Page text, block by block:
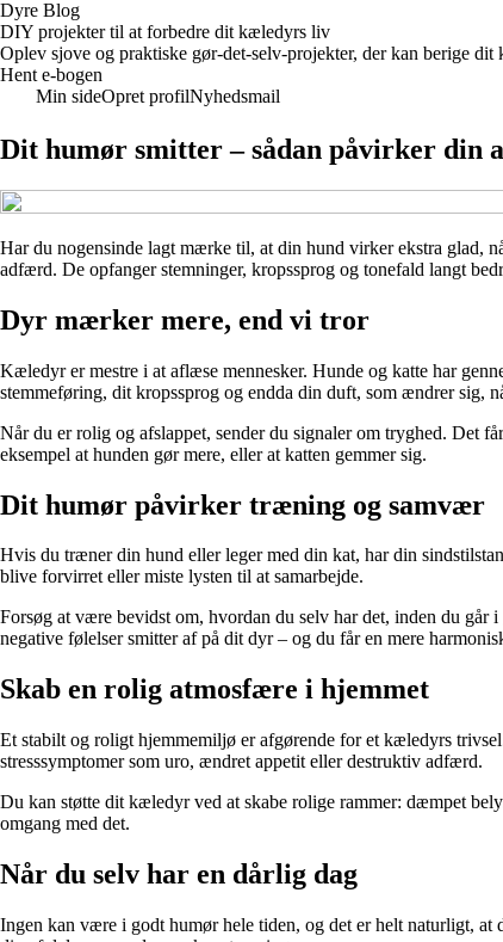
Dyre Blog
DIY projekter til at forbedre dit kæledyrs liv
Oplev sjove og praktiske gør-det-selv-projekter, der kan berige
Hent e-bogen
Min sideOpret profilNyhedsmail
Dit humør smitter – sådan påvirker
Har du nogensinde lagt mærke til, at din hund virker ekstra glad,
adfærd. De opfanger stemninger, kropssprog og tonefald langt
Dyr mærker mere, end vi tror
Kæledyr er mestre i at aflæse mennesker. Hunde og katte har
stemmeføring, dit kropssprog og endda din duft, som ændrer sig,
Når du er rolig og afslappet, sender du signaler om tryghed. Det
eksempel at hunden gør mere, eller at katten gemmer sig.
Dit humør påvirker træning og samvær
Hvis du træner din hund eller leger med din kat, har din
blive forvirret eller miste lysten til at samarbejde.
Forsøg at være bevidst om, hvordan du selv har det, inden du går
negative følelser smitter af på dit dyr – og du får en mere
Skab en rolig atmosfære i hjemmet
Et stabilt og roligt hjemmemiljø er afgørende for et kæledyrs
stresssymptomer som uro, ændret appetit eller destruktiv adfærd.
Du kan støtte dit kæledyr ved at skabe rolige rammer: dæmpet
omgang med det.
Når du selv har en dårlig dag
Ingen kan være i godt humør hele tiden, og det er helt naturligt,